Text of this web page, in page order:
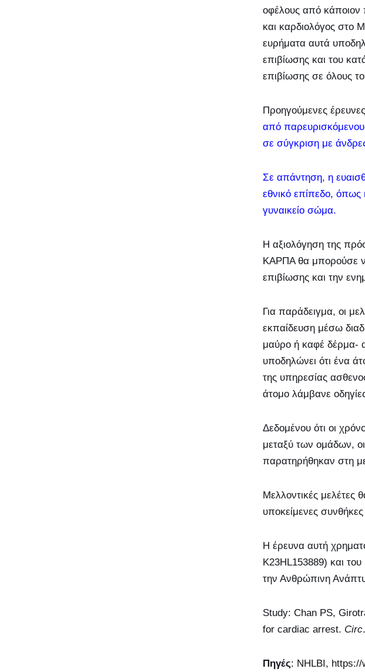
οφέλους από κάποιον
και καρδιολόγος στο
ευρήματα αυτά
επιβίωσης και του
επιβίωσης σε όλους
Προηγούμενες
από
σε σύγκριση με
Σε απάντηση, η
εθνικό επίπεδο, όπως
γυναικείο σώμα.
Η αξιολόγηση της
ΚΑΡΠΑ θα μπορούσε
επιβίωσης και την
Για παράδειγμα, οι
εκπαίδευση μέσω
μαύρο ή καφέ δέρμα-
υποδηλώνει ότι ένα
της υπηρεσίας
άτομο λάμβανε
Δεδομένου ότι οι
μεταξύ των ομάδων,
παρατηρήθηκαν στη
Μελλοντικές μελέτες
υποκείμενες
Η έρευνα αυτή
K23HL153889) και του
την Ανθρώπινη
Study: Chan PS,
for cardiac arrest. Circ
Πηγές: NHLBI,